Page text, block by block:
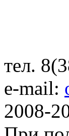
тел.
e-mail:
2008-